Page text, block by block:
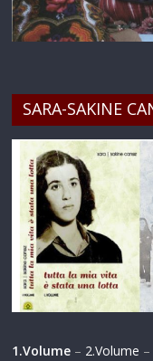
SARA-SAKINE
1.Volume – 2.Volume –